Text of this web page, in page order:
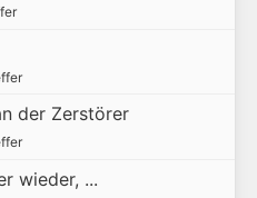
der Zerstörer
wieder, ...